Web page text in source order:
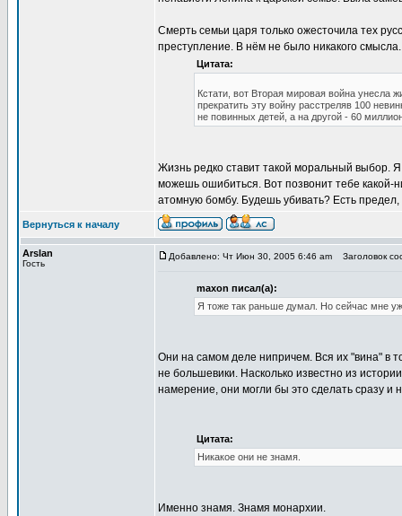
Смерть семьи царя только ожесточила тех
преступление. В нём не было никакого смысла.
Цитата:
Кстати, вот Вторая мировая война унесла
прекратить эту войну расстреляв 100
не повинных детей, а на другой - 60
Жизнь редко ставит такой моральный выбор.
можешь ошибиться. Вот позвонит тебе какой-
атомную бомбу. Будешь убивать? Есть
Вернуться к началу
Arslan
Гость
Добавлено: Чт Июн 30, 2005 6:46 am Заголовок
maxon писал(а):
Я тоже так раньше думал. Но сейчас мне
Они на самом деле нипричем. Вся их "вина" в
не большевики. Насколько известно из
намерение, они могли бы это сделать сразу и
Цитата:
Никакое они не знамя.
Именно знамя. Знамя монархии.